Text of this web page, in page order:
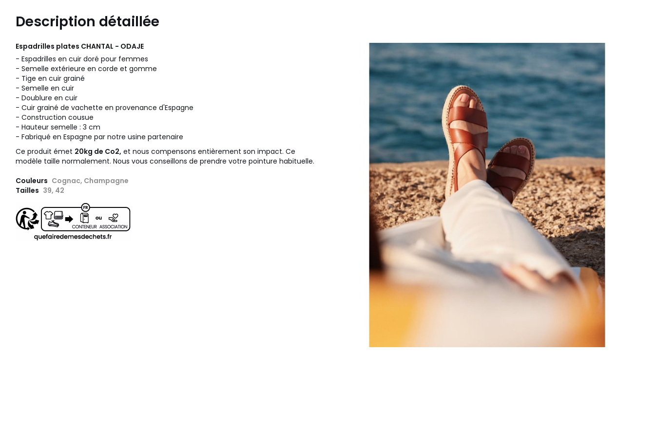
Description détaillée
Espadrilles plates CHANTAL - ODAJE
- Espadrilles en cuir doré pour femmes
- Semelle extérieure en corde et gomme
- Tige en cuir grainé
- Semelle en cuir
- Doublure en cuir
- Cuir grainé de vachette en provenance d'Espagne
- Construction cousue
- Hauteur semelle : 3 cm
- Fabriqué en Espagne par notre usine partenaire
Ce produit émet 20kg de Co2, et nous compensons entièrement son impact. Ce
modèle taille normalement. Nous vous conseillons de prendre votre pointure habituelle.
Couleurs Cognac, Champagne
Tailles 39, 42